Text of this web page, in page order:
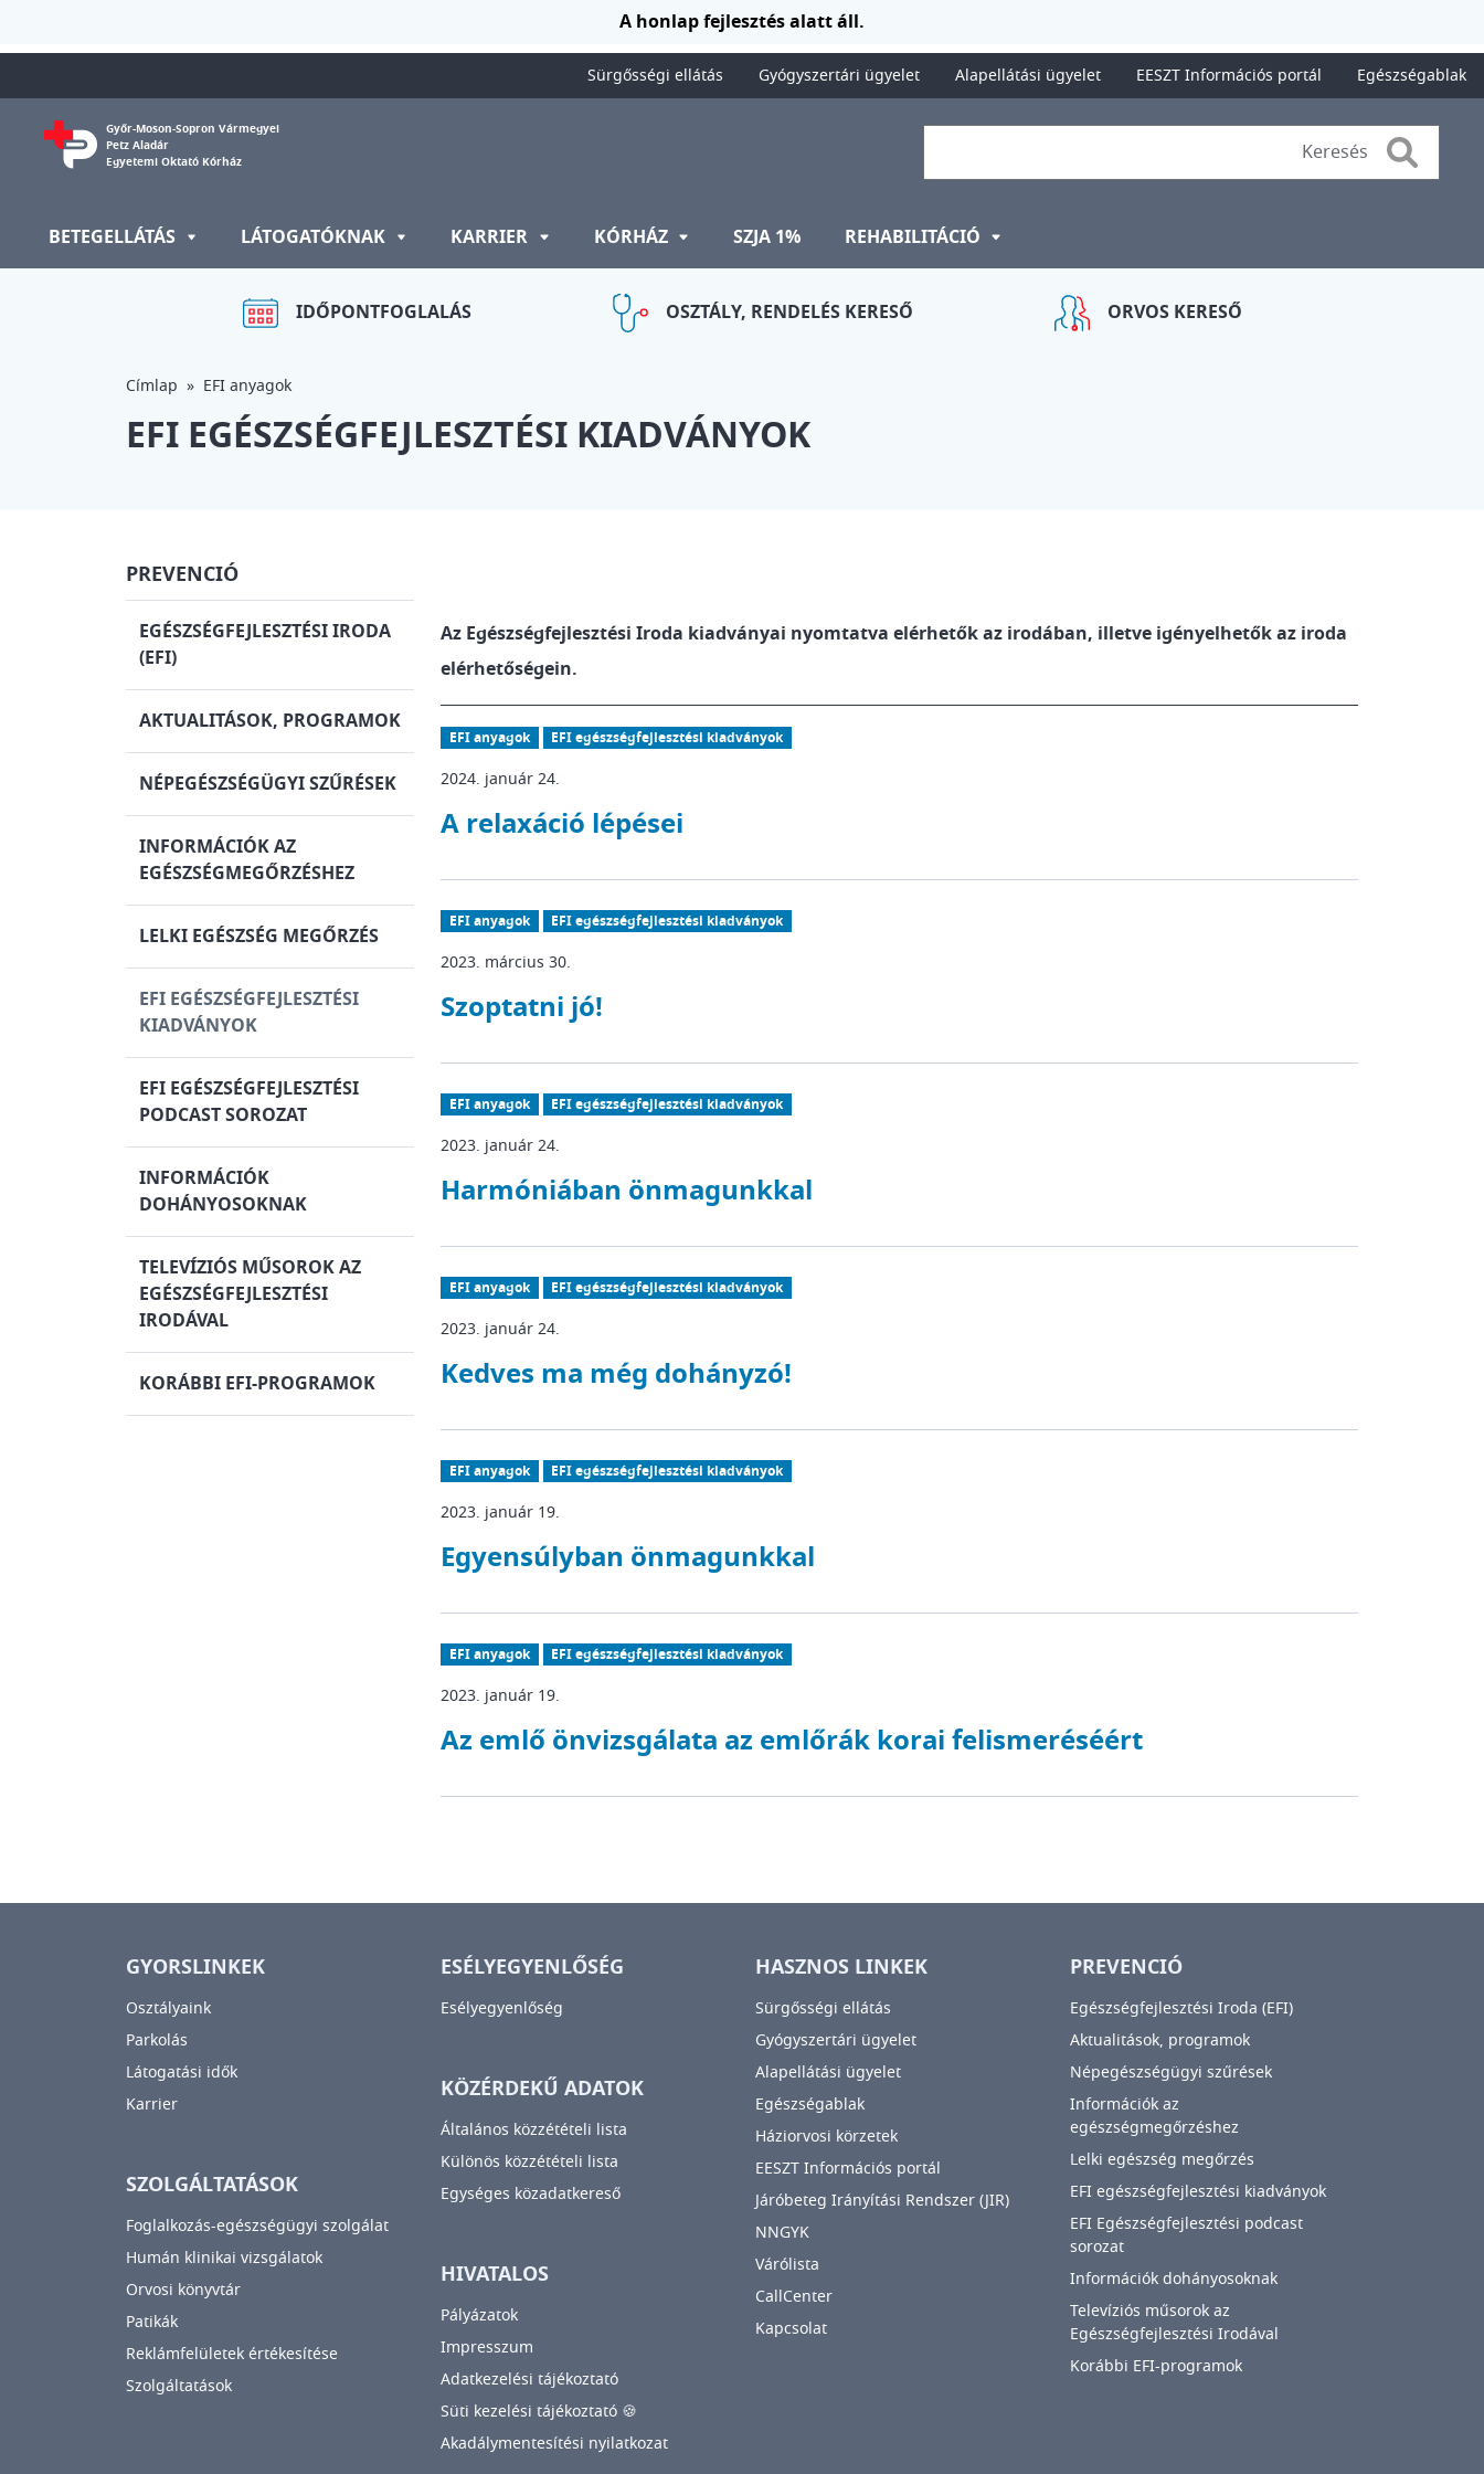
A honlap fejlesztés alatt áll.
Sürgősségi ellátás Gyógyszertári ügyelet Alapellátási ügyelet EESZT Információs portál Egészségablak
Győr-Moson-Sopron Vármegyei
Petz Aladár
Egyetemi Oktató Kórház
Search
BETEGELLÁTÁS LÁTOGATÓKNAK KARRIER KÓRHÁZ SZJA 1% REHABILITÁCIÓ
IDŐPONTFOGLALÁS OSZTÁLY, RENDELÉS KERESŐ ORVOS KERESŐ
Címlap EFI anyagok
EFI EGÉSZSÉGFEJLESZTÉSI KIADVÁNYOK
Az Egészségfejlesztési Iroda kiadványai nyomtatva elérhetők az irodában, illetve igényelhetők az iroda
elérhetőségein.
EFI anyagok EFI egészségfejlesztési kiadványok
2024. január 24.
A relaxáció lépései
EFI anyagok EFI egészségfejlesztési kiadványok
2023. március 30.
Szoptatni jó!
EFI anyagok EFI egészségfejlesztési kiadványok
2023. január 24.
Harmóniában önmagunkkal
EFI anyagok EFI egészségfejlesztési kiadványok
2023. január 24.
Kedves ma még dohányzó!
EFI anyagok EFI egészségfejlesztési kiadványok
2023. január 19.
Egyensúlyban önmagunkkal
EFI anyagok EFI egészségfejlesztési kiadványok
2023. január 19.
Az emlő önvizsgálata az emlőrák korai felismeréséért
PREVENCIÓ
EGÉSZSÉGFEJLESZTÉSI IRODA
(EFI)
AKTUALITÁSOK, PROGRAMOK
NÉPEGÉSZSÉGÜGYI SZŰRÉSEK
INFORMÁCIÓK AZ
EGÉSZSÉGMEGŐRZÉSHEZ
LELKI EGÉSZSÉG MEGŐRZÉS
EFI EGÉSZSÉGFEJLESZTÉSI
KIADVÁNYOK
EFI EGÉSZSÉGFEJLESZTÉSI
PODCAST SOROZAT
INFORMÁCIÓK
DOHÁNYOSOKNAK
TELEVÍZIÓS MŰSOROK AZ
EGÉSZSÉGFEJLESZTÉSI
IRODÁVAL
KORÁBBI EFI-PROGRAMOK
GYORSLINKEK
Osztályaink
Parkolás
Látogatási idők
Karrier
SZOLGÁLTATÁSOK
Foglalkozás-egészségügyi szolgálat
Humán klinikai vizsgálatok
Orvosi könyvtár
Patikák
Reklámfelületek értékesítése
Szolgáltatások
ESÉLYEGYENLŐSÉG
Esélyegyenlőség
KÖZÉRDEKŰ ADATOK
Általános közzétételi lista
Különös közzétételi lista
Egységes közadatkereső
HIVATALOS
Pályázatok
Impresszum
Adatkezelési tájékoztató
Süti kezelési tájékoztató 🍪
Akadálymentesítési nyilatkozat
HASZNOS LINKEK
Sürgősségi ellátás
Gyógyszertári ügyelet
Alapellátási ügyelet
Egészségablak
Háziorvosi körzetek
EESZT Információs portál
Járóbeteg Irányítási Rendszer (JIR)
NNGYK
Várólista
CallCenter
Kapcsolat
PREVENCIÓ
Egészségfejlesztési Iroda (EFI)
Aktualitások, programok
Népegészségügyi szűrések
Információk az
egészségmegőrzéshez
Lelki egészség megőrzés
EFI egészségfejlesztési kiadványok
EFI Egészségfejlesztési podcast
sorozat
Információk dohányosoknak
Televíziós műsorok az
Egészségfejlesztési Irodával
Korábbi EFI-programok